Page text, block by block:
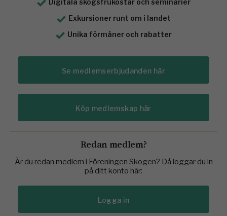
Digitala skogsfrukostar och seminarier
Exkursioner runt om i landet
Unika förmåner och rabatter
Se medlemserbjudanden här
Köp medlemskap här
Redan medlem?
Är du redan medlem i Föreningen Skogen? Då loggar du in
på ditt konto här:
Logga in